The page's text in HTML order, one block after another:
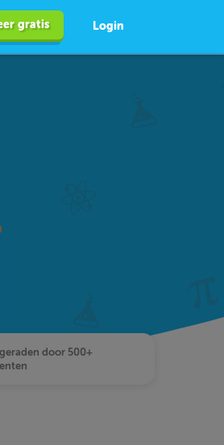
gratis Login
door 500+